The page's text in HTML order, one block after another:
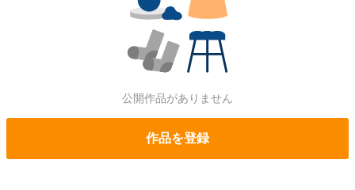
公開作品がありません
作品を登録